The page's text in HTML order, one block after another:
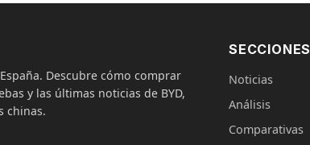
Descubre cómo comprar
y las últimas noticias de BYD,
chinas.
SECCIONES
Noticias
Análisis
Comparativas